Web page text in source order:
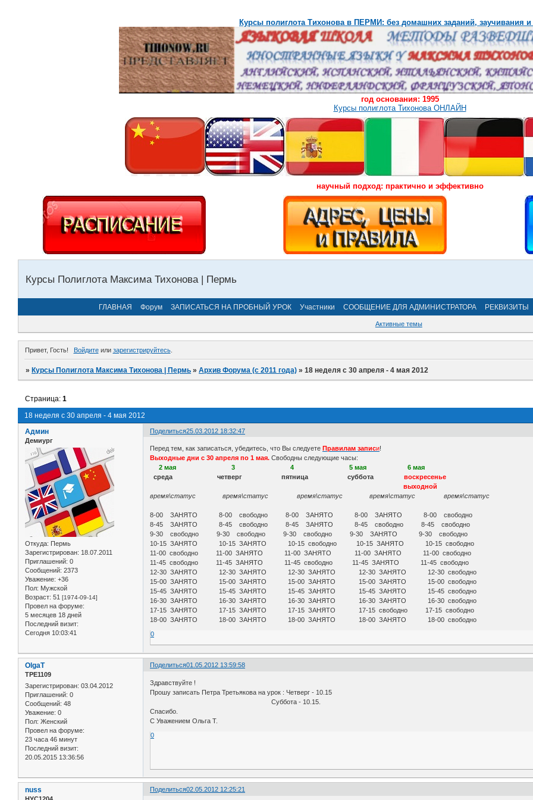
Курсы полиглота Тихонова в ПЕРМИ: без домашних заданий, заучивания и
год основания: 1995
Курсы полиглота Тихонова ОНЛАЙН
научный подход: практично и эффективно
Курсы Полиглота Максима Тихонова | Пермь
ГЛАВНАЯ Форум ЗАПИСАТЬСЯ НА ПРОБНЫЙ УРОК Участники СООБЩЕНИЕ ДЛЯ АДМИНИСТРАТОРА РЕКВИЗИТЫ
Активные темы
Привет, Гость! Войдитеили зарегистрируйтесь.
»Курсы Полиглота Максима Тихонова | Пермь »Архив Форума (с 2011 года) »18 неделя с 30 апреля - 4 мая 2012
18 неделя с 30 апреля - 4 мая 2012
Страница:1
Поделиться25.03.2012 18:32:47
Админ
Демиург
Откуда: Пермь
Зарегистрирован: 18.07.2011
Приглашений: 0
Сообщений: 2373
Уважение: +36
Пол: Мужской
Возраст: 51 [1974-09-14]
Провел на форуме:
5 месяцев 18 дней
Последний визит:
Сегодня 10:03:41
Перед тем, как записаться, убедитесь, что Вы следуете Правилам записи!
Выходные дни с 30 апреля по 1 мая.Свободны следующие часы:
2 мая 3 4 5 мая 6 мая
среда четверг пятница субботавоскресенье
выходной
время\статус время\статус время\статус время\статус время\статус
8-00 ЗАНЯТО 8-00 свободно 8-00 ЗАНЯТО 8-00 ЗАНЯТО 8-00 свободно
8-45 ЗАНЯТО 8-45 свободно 8-45 ЗАНЯТО 8-45 свободно 8-45 свободно
9-30 свободно 9-30 свободно 9-30 свободно 9-30 ЗАНЯТО 9-30 свободно
10-15 ЗАНЯТО 10-15 ЗАНЯТО 10-15 свободно 10-15 ЗАНЯТО 10-15 свободно
11-00 свободно 11-00 ЗАНЯТО 11-00 ЗАНЯТО 11-00 ЗАНЯТО 11-00 свободно
11-45 свободно 11-45 ЗАНЯТО 11-45 свободно 11-45 ЗАНЯТО 11-45 свободно
12-30 ЗАНЯТО 12-30 ЗАНЯТО 12-30 ЗАНЯТО 12-30 ЗАНЯТО 12-30 свободно
15-00 ЗАНЯТО 15-00 ЗАНЯТО 15-00 ЗАНЯТО 15-00 ЗАНЯТО 15-00 свободно
15-45 ЗАНЯТО 15-45 ЗАНЯТО 15-45 ЗАНЯТО 15-45 ЗАНЯТО 15-45 свободно
16-30 ЗАНЯТО 16-30 ЗАНЯТО 16-30 ЗАНЯТО 16-30 ЗАНЯТО 16-30 свободно
17-15 ЗАНЯТО 17-15 ЗАНЯТО 17-15 ЗАНЯТО 17-15 свободно 17-15 свободно
18-00 ЗАНЯТО 18-00 ЗАНЯТО 18-00 ЗАНЯТО 18-00 ЗАНЯТО 18-00 свободно
0
Поделиться01.05.2012 13:59:58
OlgaT
ТРЕ1109
Зарегистрирован: 03.04.2012
Приглашений: 0
Сообщений: 48
Уважение: 0
Пол: Женский
Провел на форуме:
23 часа 46 минут
Последний визит:
20.05.2015 13:36:56
Здравствуйте !
Прошу записать Петра Третьякова на урок : Четверг - 10.15
Суббота - 10.15.
Спасибо.
С Уважением Ольга Т.
0
Поделиться02.05.2012 12:25:21
nuss